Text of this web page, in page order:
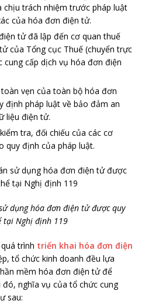
trách nhiệm trước pháp luật
của hóa đơn điện tử.
tử đã lập đến cơ quan thuế
của Tổng cục Thuế (chuyển trực
cung cấp dịch vụ hóa đơn điện
vẹn của toàn bộ hóa đơn
định pháp luật về bảo đảm an
liệu điện tử.
tra, đối chiếu của các cơ
quy định của pháp luật.
dụng hóa đơn điện tử được quy
tại Nghị định 119
trình triển khai hóa đơn điện
tổ chức kinh doanh đều lựa
mềm hóa đơn điện tử để
nghĩa vụ của tổ chức cung
sau: